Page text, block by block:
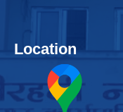
Location